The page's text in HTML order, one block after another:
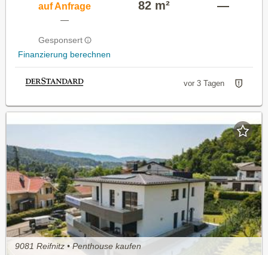
auf Anfrage
—
Gesponsert
Finanzierung berechnen
82 m² —
vor 3 Tagen
9081 Reifnitz • Penthouse kaufen